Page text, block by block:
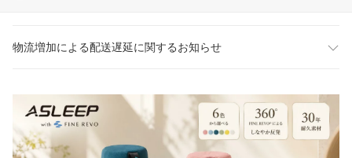
物流増加による配送遅延に関するお知らせ